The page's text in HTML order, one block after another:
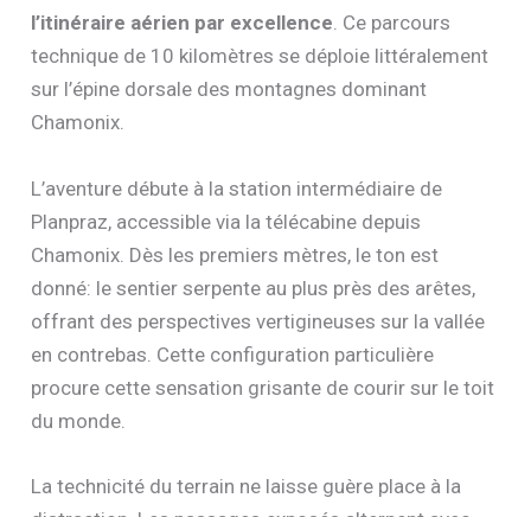
l’itinéraire aérien par excellence. Ce parcours
technique de 10 kilomètres se déploie littéralement
sur l’épine dorsale des montagnes dominant
Chamonix.
L’aventure débute à la station intermédiaire de
Planpraz, accessible via la télécabine depuis
Chamonix. Dès les premiers mètres, le ton est
donné: le sentier serpente au plus près des arêtes,
offrant des perspectives vertigineuses sur la vallée
en contrebas. Cette configuration particulière
procure cette sensation grisante de courir sur le toit
du monde.
La technicité du terrain ne laisse guère place à la